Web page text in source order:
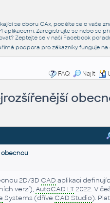
se oboru CAx, podělte se o vaše
aplikacemi. Zaregistrujte se nebo se
Zeptejte se v naší Facebook
podpora pro zákazníky funguje na
FAQ
Najít
obecnou
2D/3D CAD aplikaci
verzí),AutoCAD LT2022. V
Systems (dříve CAD Studio).